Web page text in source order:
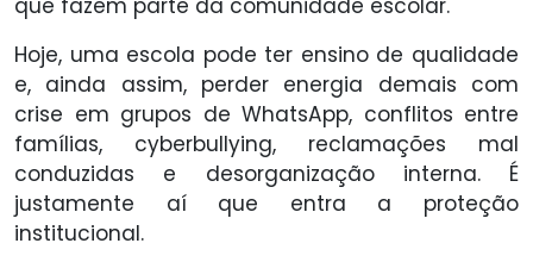
Hoje, uma escola pode ter ensino de qualidade
e, ainda assim, perder energia demais com
crise em grupos de WhatsApp, conflitos entre
famílias, cyberbullying, reclamações mal
conduzidas e desorganização interna. É
justamente aí que entra a proteção
institucional.